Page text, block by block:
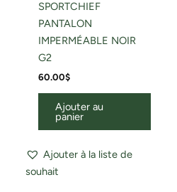
SPORTCHIEF
PANTALON
IMPERMÉABLE NOIR
G2
60.00$
Ajouter au
panier
Ajouter à la liste de
souhait